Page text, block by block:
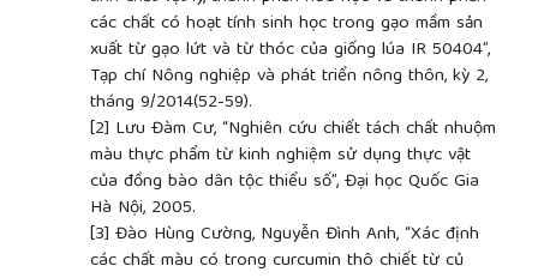
các chất có hoạt tính sinh học trong gạo mầm sản
xuất từ gạo lứt và từ thóc của giống lúa IR 50404”,
Tạp chí Nông nghiệp và phát triển nông thôn, kỳ 2,
tháng 9/2014(52-59).
[2] Lưu Đàm Cư, “Nghiên cứu chiết tách chất nhuộm
màu thực phẩm từ kinh nghiệm sử dụng thực vật
của đồng bào dân tộc thiểu số”, Đại học Quốc Gia
Hà Nội, 2005.
[3] Đào Hùng Cường, Nguyễn Đình Anh, “Xác định
các chất màu có trong curcumin thô chiết từ củ